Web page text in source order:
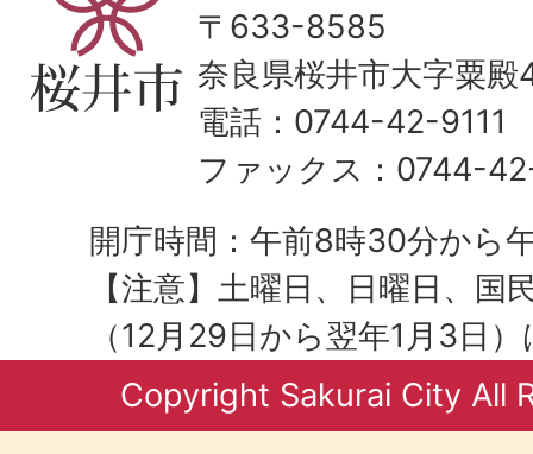
〒633-8585
奈良県桜井市大字粟
電話：0744-42-9111
ファックス：0744-
開庁時間：午前8時30分から
【注意】土曜日、日曜日、国
（12月29日から翌年1月3日
Copyright Sakurai City All